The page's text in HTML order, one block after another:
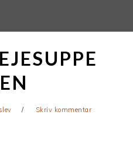
Skriv kommentar